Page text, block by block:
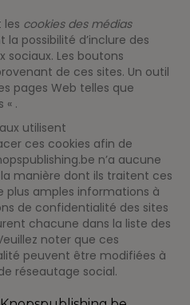
cookies des médias
possibilité d’inclure des
sociaux. Les boutons
de ces sites. Un outil
pages Web telles que
« .
utilisent
ces cookies afin de
n’a aucune
manière dont ils traitent ces
plus amples informations à
de confidentialité des sites
chacune dans la liste des
noter que ces
peuvent être modifiées à
réseautage social.